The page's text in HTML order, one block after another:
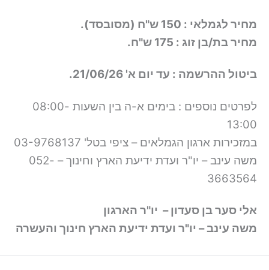
מחיר לגמלאי : 150 ש"ח (מסובסד).
מחיר בת/בן זוג : 175 ש"ח.
ביטול ההרשמה : עד יום א' 21/06/26.
לפרטים נוספים : בימים א-ה בין השעות 08:00-
13:00
במזכירות ארגון הגמלאים – ציפי בטל' 03-9768137
משה עינב – יו"ר ועדת ידיעת הארץ וחינוך – 052-
3663564
אלי סער בן סעדון – יו"ר הארגון
משה עינב – יו"ר ועדת ידיעת הארץ חינוך והעשרה